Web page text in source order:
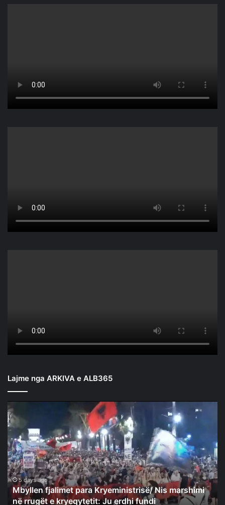
Lajme nga ARKIVA e ALB365
Mbyllen
fjalimet
para
Kryeministrisë/
Nis
marshimi
në
rrugët
e
kryeqytetit:
5 days ago
Mbyllen fjalimet para Kryeministrisë/ Nis marshimi
në rrugët e kryeqytetit: Ju erdhi fundi